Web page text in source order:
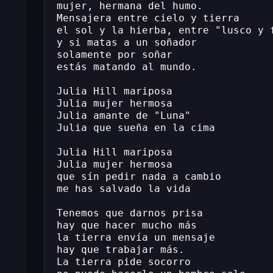
mujer, hermana del humo.
Mensajera entre cielo y tierra
el sol y la hierba, entre "lusco y
y si matas a un soñador
solamente por soñar
estás matando al mundo.
Julia Hill mariposa
Julia mujer hermosa
Julia amante de "Luna"
Julia que sueña en la cima
Julia Hill mariposa
Julia mujer hermosa
que sín pedir nada a cambio
me has salvado la vida
Tenemos que darnos prisa
hay que hacer mucho más
la tierra envía un mensaje
hay que trabajar más.
La tierra pide socorro